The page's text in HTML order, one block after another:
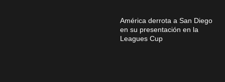
América derrota a San Diego
en su presentación en la
Leagues Cup